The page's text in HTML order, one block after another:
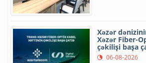
Xəzər
Xəzər Fiber-
çəkilişi başa
06-08-2026